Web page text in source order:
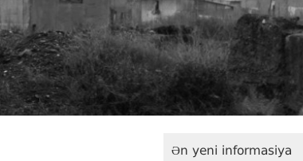
Ən yeni informasiya